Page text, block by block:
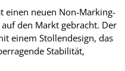
einen neuen Non-Marking-
den Markt gebracht. Der
einem Stollendesign, das
Stabilität,